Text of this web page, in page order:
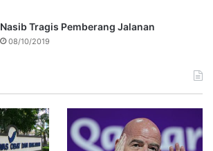
Nasib Tragis Pemberang Jalanan
08/10/2019